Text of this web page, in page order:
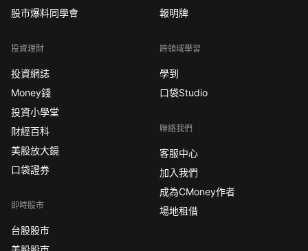
股市爆料同學會
投資理財
投資網誌
Money錢
投資小學堂
財經百科
美股放大鏡
口袋證券
即時股市
台股股市
報明牌
跨領域學習
學到
口袋Studio
聯絡我們
客服中心
加入我們
成為CMoney作者
場地租借